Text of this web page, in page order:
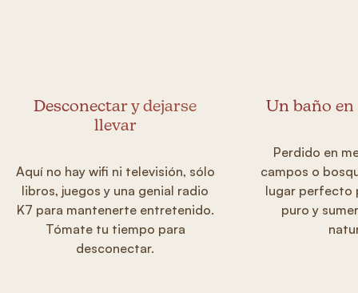
Desconectar y dejarse
llevar
Aquí no hay wifi ni televisión, sólo
libros, juegos y una genial radio
K7 para mantenerte entretenido.
Tómate tu tiempo para
desconectar.
Un baño
Perdido en
campos o
lugar perfecto
puro y